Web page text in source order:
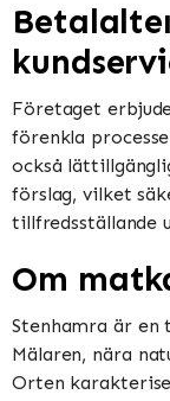
Företaget
förenkla
också
förslag, vilket
tillfredsställande
Om
Stenhamra är en
Mälaren, nära
Orten